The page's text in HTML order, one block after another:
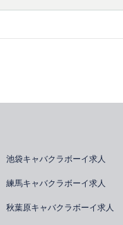
池袋キャバクラボーイ求人
練馬キャバクラボーイ求人
秋葉原キャバクラボーイ求人